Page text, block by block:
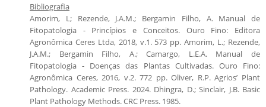
Bibliografia
Amorim, L; Rezende, J.A.M.; Bergamin Filho, A. Manual de
Fitopatologia - Princípios e Conceitos. Ouro Fino: Editora
Agronômica Ceres Ltda, 2018, v.1. 573 pp. Amorim, L.; Rezende,
J.A.M.; Bergamin Filho, A.; Camargo, L.E.A. Manual de
Fitopatologia - Doenças das Plantas Cultivadas. Ouro Fino:
Agronômica Ceres, 2016, v.2. 772 pp. Oliver, R.P. Agrios’ Plant
Pathology. Academic Press. 2024. Dhingra, D.; Sinclair, J.B. Basic
Plant Pathology Methods. CRC Press. 1985.